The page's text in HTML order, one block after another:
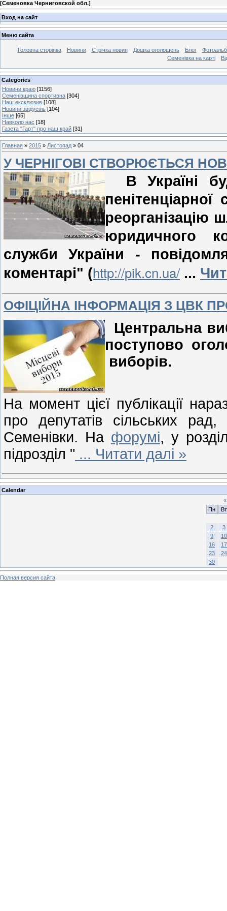
[Семеновка Черниговской обл.]
Вход на сайт
Меню сайта
Головна сторінка Новини Стрічка новин Дошка оголошень Блог
Семенівка на карті
Categories
Новини краю [1156]
Семенівщина спортивна [304]
Наш ексклюзив [108]
Новини звідусіль [104]
Інше [65]
Навколо нас [18]
Газета "Гарт" про наш край [31]
Главная » 2015 » Листопад » 04
У ЧЕРНІГОВІ СТВОРЮЄТЬСЯ
В Україні
реорганізацію
юридичного
служби України -
коментарі" (http://pik.cn.ua/ ...
ОФІЦІЙНА ІНФОРМАЦІЯ З ЦВК
Центральна
поступово
виборів.
На момент цієї публікації
про депутатів сільських
Семенівки. На форумі, у
підрозділ " ... Читати далі »
Calendar
«
Пн
Вт
2
3
9
10
16
17
23
24
30
Полная версия сайта